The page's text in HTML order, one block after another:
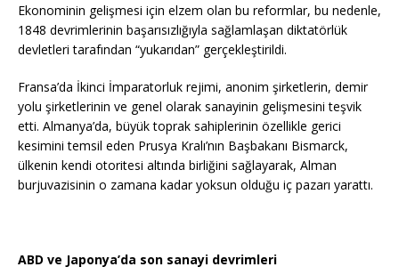
Ekonominin gelişmesi için elzem olan bu reformlar, bu nedenle,
1848 devrimlerinin başarısızlığıyla sağlamlaşan diktatörlük
devletleri tarafından “yukarıdan” gerçekleştirildi.
Fransa’da İkinci İmparatorluk rejimi, anonim şirketlerin, demir
yolu şirketlerinin ve genel olarak sanayinin gelişmesini teşvik
etti. Almanya’da, büyük toprak sahiplerinin özellikle gerici
kesimini temsil eden Prusya Kralı’nın Başbakanı Bismarck,
ülkenin kendi otoritesi altında birliğini sağlayarak, Alman
burjuvazisinin o zamana kadar yoksun olduğu iç pazarı yarattı.
ABD ve Japonya’da son sanayi devrimleri